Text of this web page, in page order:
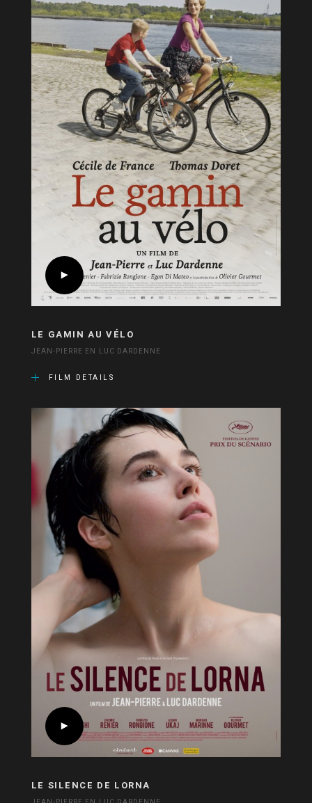
LE GAMIN AU VÉLO
JEAN-PIERRE EN LUC DARDENNE
FILM DETAILS
LE SILENCE DE LORNA